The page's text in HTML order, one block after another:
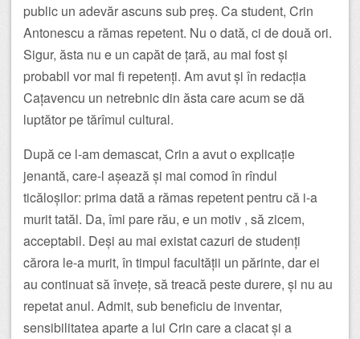
public un adevăr ascuns sub preș. Ca student, Crin
Antonescu a rămas repetent. Nu o dată, ci de două ori.
Sigur, ăsta nu e un capăt de țară, au mai fost și
probabil vor mai fi repetenți. Am avut și în redacția
Cațavencu un netrebnic din ăsta care acum se dă
luptător pe tărîmul cultural.
După ce l-am demascat, Crin a avut o explicație
jenantă, care-l așează și mai comod în rîndul
ticăloșilor: prima dată a rămas repetent pentru că i-a
murit tatăl. Da, îmi pare rău, e un motiv , să zicem,
acceptabil. Deși au mai existat cazuri de studenți
cărora le-a murit, în timpul facultății un părinte, dar ei
au continuat să învețe, să treacă peste durere, și nu au
repetat anul. Admit, sub beneficiu de inventar,
sensibilitatea aparte a lui Crin care a clacat și a